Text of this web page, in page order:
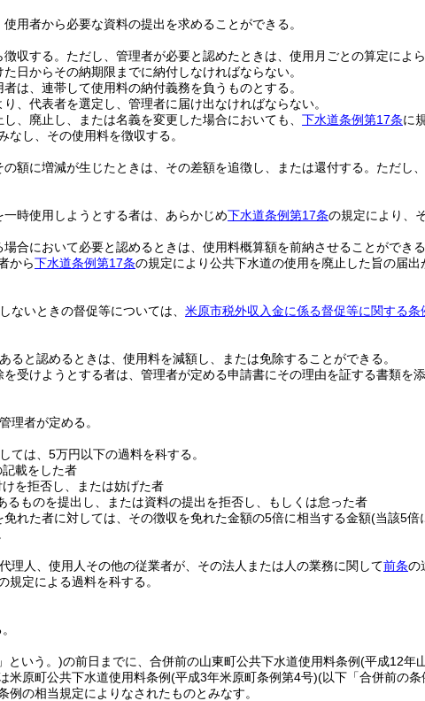
用者から必要な資料の提出を求めることができる。
収する。 ただし、管理者が必要と認めたときは、使用月ごとの算定によ
日からその納期限までに納付しなければならない。
は、連帯して使用料の納付義務を負うものとする。
、代表者を選定し、管理者に届け出なければならない。
、廃止し、または名義を変更した場合においても、 下水道条例第17条に
し、その使用料を徴収する。
額に増減が生じたときは、その差額を追徴し、または還付する。 ただし
時使用しようとする者は、あらかじめ下水道条例第17条の規定により、
合において必要と認めるときは、使用料概算額を前納させることができる
から下水道条例第17条の規定により公共下水道の使用を廃止した旨の届
ないときの督促等については、 米原市税外収入金に係る督促等に関する条
ると認めるときは、使用料を減額し、または免除することができる。
受けようとする者は、管理者が定める申請書にその理由を証する書類を
理者が定める。
ては、5万円以下の過料を科する。
載をした者
を拒否し、または妨げた者
るものを提出し、または資料の提出を拒否し、もしくは怠った者
れた者に対しては、その徴収を免れた金額の5倍に相当する金額(当該5倍
理人、使用人その他の従業者が、その法人または人の業務に関して前条の
規定による過料を科する。
という。)の前日までに、合併前の山東町公共下水道使用料条例(平成12年
米原町公共下水道使用料条例(平成3年米原町条例第4号)(以下「合併前の条
の相当規定によりなされたものとみなす。